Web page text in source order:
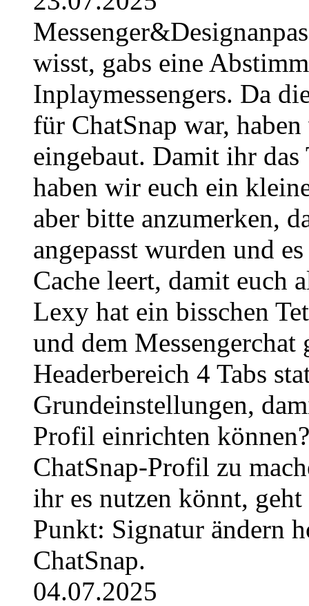
wisst, gabs eine
Inplaymessengers. Da
für ChatSnap war,
eingebaut. Damit ihr
haben wir euch ein
aber bitte anzumerken,
angepasst wurden und
Cache leert, damit euch
Lexy hat ein bisschen
und dem
Headerbereich 4 Tabs
Grundeinstellungen,
Profil einrichten
ChatSnap-Profil zu
ihr es nutzen könnt,
Punkt: Signatur ändern
ChatSnap.
04.07.2025